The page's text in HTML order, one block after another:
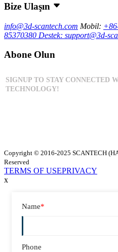
Bize Ulaşın
info@3d-scantech.com Mobil:
85370380 Destek: support@3d-
Abone Olun
Copyright © 2016-2025 SCANTECH
Reserved
TERMS OF USEPRIVACY
x
Name*
Phone